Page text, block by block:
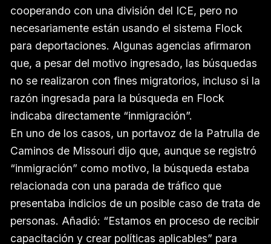
cooperando con una división del ICE, pero no
necesariamente están usando el sistema Flock
para deportaciones. Algunas agencias afirmaron
que, a pesar del motivo ingresado, las búsquedas
no se realizaron con fines migratorios, incluso si la
razón ingresada para la búsqueda en Flock
indicaba directamente “inmigración”.
En uno de los casos, un portavoz de la Patrulla de
Caminos de Missouri dijo que, aunque se registró
“inmigración” como motivo, la búsqueda estaba
relacionada con una parada de tráfico que
presentaba indicios de un posible caso de trata de
personas. Añadió: “Estamos en proceso de recibir
capacitación y crear políticas aplicables” para